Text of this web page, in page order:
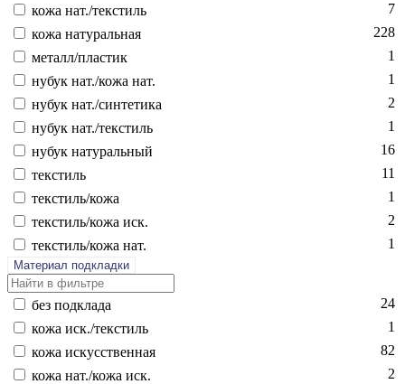
ко­жа нат./текс­тиль
7
ко­жа на­тураль­ная
228
ме­талл/плас­тик
1
ну­бук нат./ко­жа нат.
1
ну­бук нат./син­те­тика
2
ну­бук нат./текс­тиль
1
ну­бук на­тураль­ный
16
текс­тиль
11
текс­тиль/ко­жа
1
текс­тиль/ко­жа иск.
2
текс­тиль/ко­жа нат.
1
Материал подкладки
без подк­ла­да
24
ко­жа иск./текс­тиль
1
ко­жа ис­кусс­твен­ная
82
ко­жа нат./ко­жа иск.
2